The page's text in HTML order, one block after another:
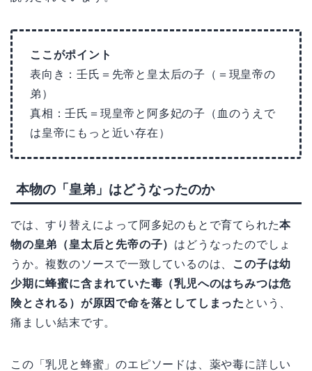
ここがポイント
表向き：壬氏＝先帝と皇太后の子（＝現皇帝の
弟）
真相：壬氏＝現皇帝と阿多妃の子（血のうえで
は皇帝にもっと近い存在）
本物の「皇弟」はどうなったのか
では、すり替えによって阿多妃のもとで育てられた本
物の皇弟（皇太后と先帝の子） はどうなったのでしょ
うか。複数のソースで一致しているのは、
この子は幼
少期に蜂蜜に含まれていた毒（乳児へのはちみつは危
険とされる）が原因で命を落としてしまった という、
痛ましい結末です。
この「乳児と蜂蜜」のエピソードは、薬や毒に詳しい